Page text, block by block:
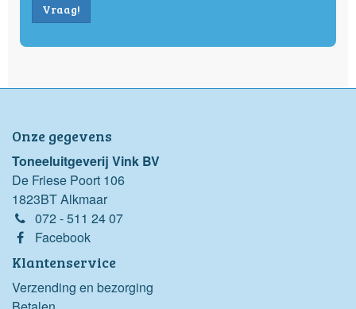
Vraag!
Onze gegevens
Toneeluitgeverij Vink BV
De Friese Poort 106
1823BT Alkmaar
072 - 511 24 07
Facebook
Klantenservice
Verzending en bezorging